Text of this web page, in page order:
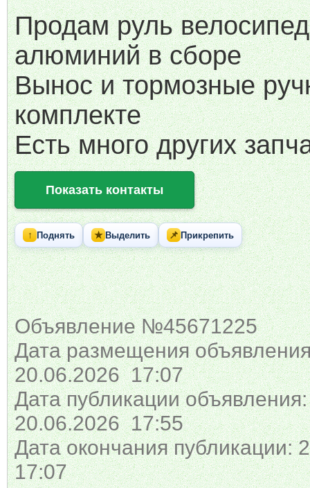
Продам руль
алюминий в сборе
Вынос и тормозные
комплекте
Есть много других
Показать контакты
↑ Поднять ★ Выделить 📌 Прикрепить
Объявление №45671225
Дата размещения
20.06.2026 17:07
Дата публикации объявления:
20.06.2026 17:55
Дата окончания публикации:
17:07